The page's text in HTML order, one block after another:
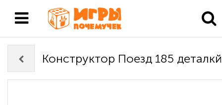
Конструктор Поезд 185 деталкй